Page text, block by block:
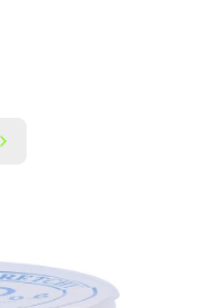
Następne produkty